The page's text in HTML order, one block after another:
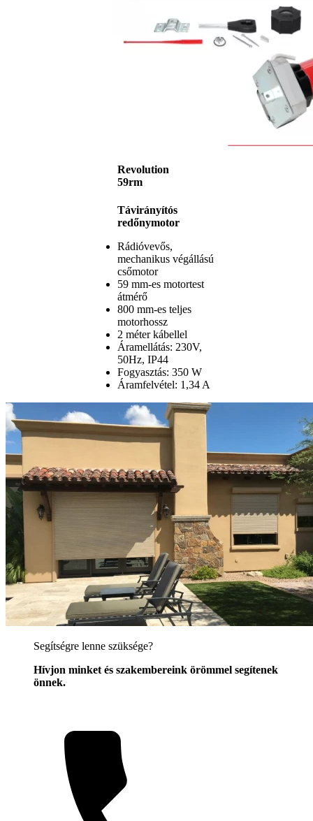
Revolution
59rm
Távirányítós
redőnymotor
Rádióvevős,
mechanikus végállású
csőmotor
59 mm-es motortest
átmérő
800 mm-es teljes
motorhossz
2 méter kábellel
Áramellátás: 230V,
50Hz, IP44
Fogyasztás: 350 W
Áramfelvétel: 1,34 A
Segítségre lenne szüksége?
Hívjon minket és szakembereink örömmel segítenek
önnek.